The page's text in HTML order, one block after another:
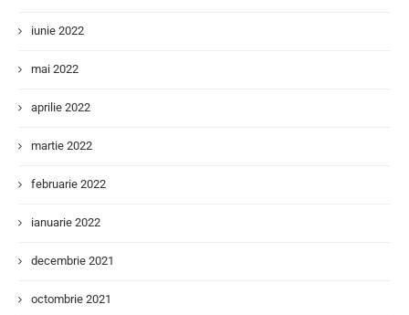
iunie 2022
mai 2022
aprilie 2022
martie 2022
februarie 2022
ianuarie 2022
decembrie 2021
octombrie 2021